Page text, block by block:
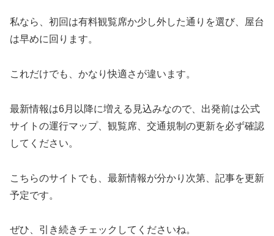
私なら、初回は有料観覧席か少し外した通りを選び、屋台
は早めに回ります。
これだけでも、かなり快適さが違います。
最新情報は6月以降に増える見込みなので、出発前は公式
サイトの運行マップ、観覧席、交通規制の更新を必ず確認
してください。
こちらのサイトでも、最新情報が分かり次第、記事を更新
予定です。
ぜひ、引き続きチェックしてくださいね。